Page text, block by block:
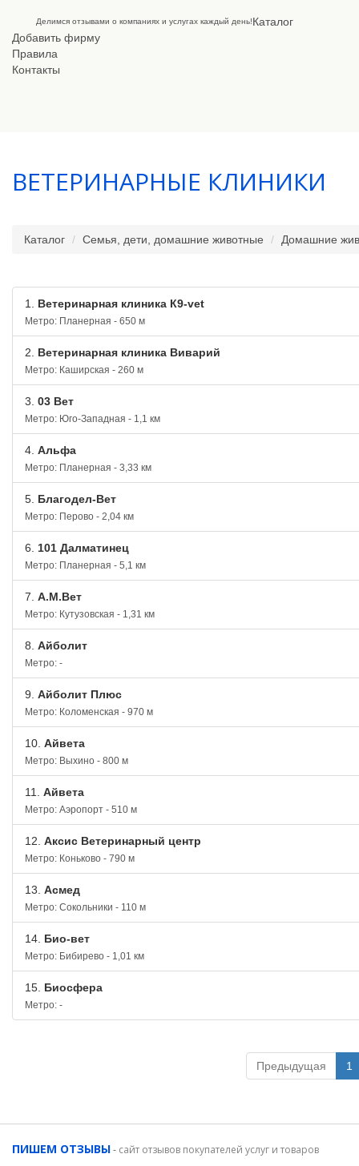
Делимся отзывами о компаниях и услугах каждый день!Каталог
Добавить фирму
Правила
Контакты
ВЕТЕРИНАРНЫЕ КЛИНИКИ
Каталог Семья, дети, домашние животные Домашние
1. Ветеринарная клиника К9-vet
Метро: Планерная - 650 м
2. Ветеринарная клиника Виварий
Метро: Каширская - 260 м
3. 03 Вет
Метро: Юго-Западная - 1,1 км
4. Альфа
Метро: Планерная - 3,33 км
5. Благодел-Вет
Метро: Перово - 2,04 км
6. 101 Далматинец
Метро: Планерная - 5,1 км
7. А.М.Вет
Метро: Кутузовская - 1,31 км
8. Айболит
Метро: -
9. Айболит Плюс
Метро: Коломенская - 970 м
10. Айвета
Метро: Выхино - 800 м
11. Айвета
Метро: Аэропорт - 510 м
12. Аксис Ветеринарный центр
Метро: Коньково - 790 м
13. Асмед
Метро: Сокольники - 110 м
14. Био-вет
Метро: Бибирево - 1,01 км
15. Биосфера
Метро: -
Предыдущая 1
ПИШЕМ ОТЗЫВЫ- сайт отзывов покупателей услуг и товаров